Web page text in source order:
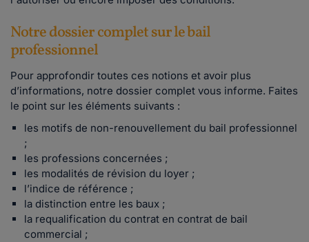
Notre dossier complet sur le bail
professionnel
Pour approfondir toutes ces notions et avoir plus
d’informations, notre dossier complet vous informe. Faites
le point sur les éléments suivants :
les motifs de non-renouvellement du bail professionnel
;
les professions concernées ;
les modalités de révision du loyer ;
l’indice de référence ;
la distinction entre les baux ;
la requalification du contrat en contrat de bail
commercial ;